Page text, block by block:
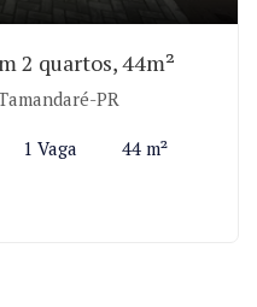
2 quartos, 44m²
PR
1 Vaga 44 m²